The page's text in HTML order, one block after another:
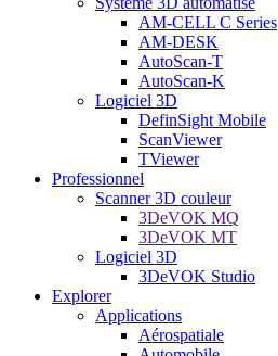
AM-CELL C Series
AM-DESK
AutoScan-T
AutoScan-K
Logiciel 3D
DefinSight Mobile
ScanViewer
TViewer
Professionnel
Scanner 3D couleur
3DeVOK MQ
3DeVOK MT
Logiciel 3D
3DeVOK Studio
Explorer
Applications
Aérospatiale